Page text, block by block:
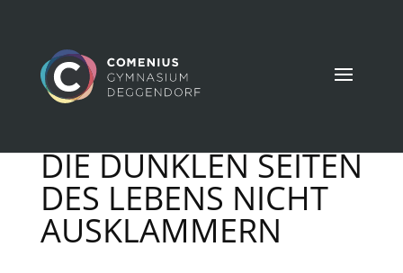
DIE DUNKLEN SEITEN
DES LEBENS NICHT
AUSKLAMMERN